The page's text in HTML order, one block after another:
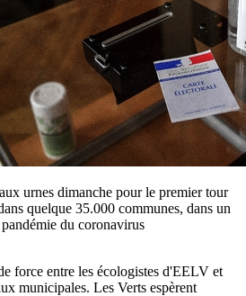
urnes dimanche pour le premier tour
quelque 35.000 communes, dans un
du coronavirus
force entre les écologistes d'EELV et
municipales. Les Verts espèrent